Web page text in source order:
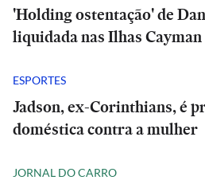
'Holding ostentação' de
liquidada nas Ilhas Cayman
ESPORTES
Jadson, ex-Corinthians, é
doméstica contra a mulher
JORNAL DO CARRO